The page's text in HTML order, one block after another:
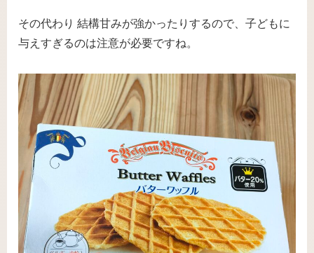
その代わり 結構甘みが強かったりするので、子どもに
与えすぎるのは注意が必要ですね。